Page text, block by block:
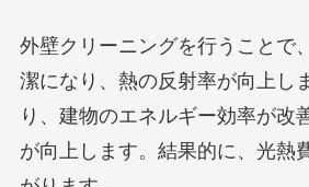
外壁クリーニングを行うことで
潔になり、熱の反射率が向上し
り、建物のエネルギー効率が改
が向上します。結果的に、光熱